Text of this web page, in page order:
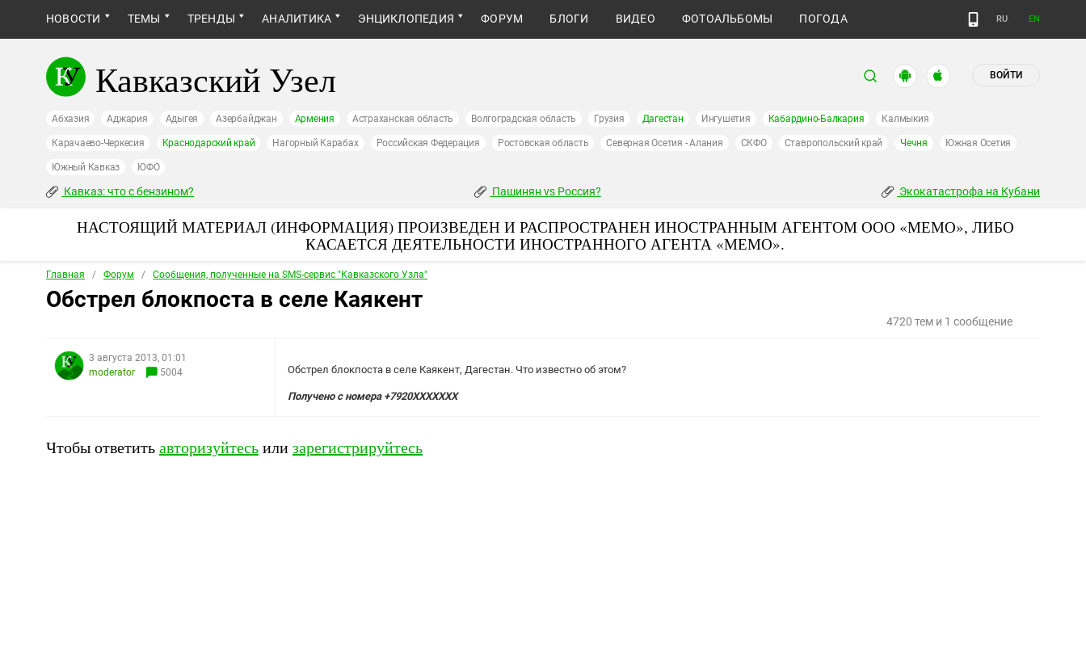
НОВОСТИ ТЕМЫ ТРЕНДЫ АНАЛИТИКА ЭНЦИКЛОПЕДИЯ ФОРУМ БЛОГИ ВИДЕО ФОТОАЛЬБОМЫ ПОГОДА RU EN
Кавказский Узел ВОЙТИ
Абхазия Аджария Адыгея Азербайджан Армения Астраханская область Волгоградская область Грузия Дагестан Ингушетия Кабардино-Балкария Калмыкия
Карачаево-Черкесия Краснодарский край Нагорный Карабах Российская Федерация Ростовская область Северная Осетия - Алания СКФО Ставропольский край Чечня Южная Осетия
Южный Кавказ ЮФО
Кавказ: что с бензином? Пашинян vs Россия? Экокатастрофа на Кубани
НАСТОЯЩИЙ МАТЕРИАЛ (ИНФОРМАЦИЯ) ПРОИЗВЕДЕН И РАСПРОСТРАНЕН ИНОСТРАННЫМ АГЕНТОМ ООО «МЕМО», ЛИБО
КАСАЕТСЯ ДЕЯТЕЛЬНОСТИ ИНОСТРАННОГО АГЕНТА «МЕМО».
Главная / Форум / Сообщения, полученные на SMS-сервис "Кавказского Узла"
Обстрел блокпоста в селе Каякент
4720 тем и 1 сообщение
3 августа 2013, 01:01
moderator
5004 Обстрел блокпоста в селе Каякент, Дагестан. Что известно об этом?
Получено с номера +7920XXXXXXX
Чтобы ответитьавторизуйтесьилизарегистрируйтесь